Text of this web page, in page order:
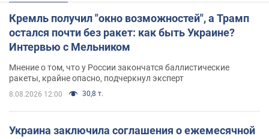
Кремль получил "окно возможностей", а Трамп
остался почти без ракет: как быть Украине?
Интервью с Мельником
Мнение о том, что у России закончатся баллистические
ракеты, крайне опасно, подчеркнул эксперт
8.08.2026 12:00 30,8 т.
Украина заключила соглашения о ежемесячной